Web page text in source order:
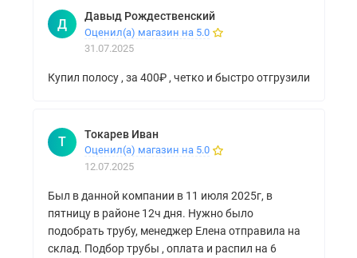
Д Давыд Рождественский
Оценил(а) магазин на 5.0
31.07.2025
Купил полосу , за 400₽ , четко и быстро отгрузили
Т Токарев Иван
Оценил(а) магазин на 5.0
12.07.2025
Был в данной компании в 11 июля 2025г, в
пятницу в районе 12ч дня. Нужно было
подобрать трубу, менеджер Елена отправила на
склад. Подбор трубы , оплата и распил на 6